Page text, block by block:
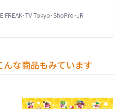
FREAK･TV Tokyo･ShoPro･JR
んな商品もみています